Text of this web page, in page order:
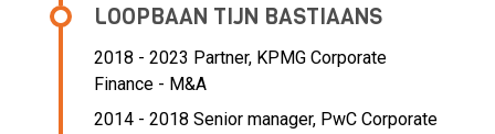
LOOPBAAN TIJN BASTIAANS
2018 - 2023 Partner, KPMG Corporate
Finance - M&A
2014 - 2018 Senior manager, PwC Corporate